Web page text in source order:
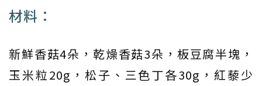
材料：
新鮮香菇4朵，乾燥香菇3朵，板豆腐半塊，
玉米粒20g，松子、三色丁各30g，紅藜少